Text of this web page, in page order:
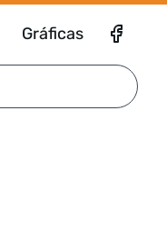
Gráficas